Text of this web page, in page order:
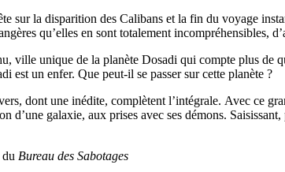
sur la disparition des Calibans et la fin du voyage
qu’elles en sont totalement incompréhensibles,
ville unique de la planète Dosadi qui compte plus de
est un enfer. Que peut-il se passer sur cette planète ?
dont une inédite, complètent l’intégrale. Avec ce
d’une galaxie, aux prises avec ses démons.
Bureau des Sabotages